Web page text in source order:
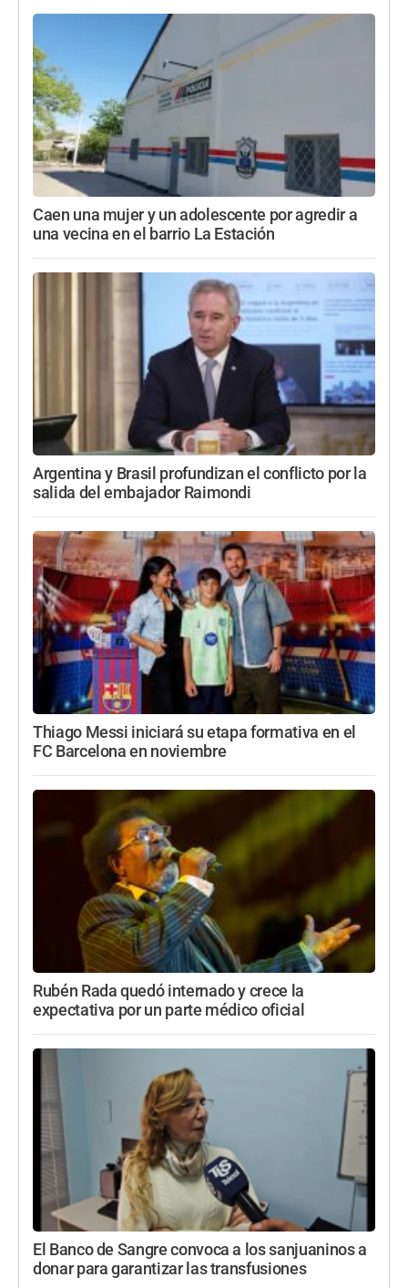
Caen una mujer y un adolescente por agredir a
una vecina en el barrio La Estación
Argentina y Brasil profundizan el conflicto por la
salida del embajador Raimondi
Thiago Messi iniciará su etapa formativa en el
FC Barcelona en noviembre
Rubén Rada quedó internado y crece la
expectativa por un parte médico oficial
El Banco de Sangre convoca a los sanjuaninos a
donar para garantizar las transfusiones